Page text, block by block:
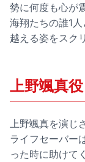
勢に何度も心が
海翔たちの誰1
越える姿をスク
上野颯真
上野颯真を演じ
ライフセーバー
った時に助けて